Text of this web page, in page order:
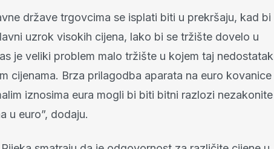
države trgovcima se isplati biti u prekršaju, kad bi
uzrok visokih cijena, lako bi se tržište dovelo u
je veliki problem malo tržište u kojem taj nedostatak
cijenama. Brza prilagodba aparata na euro kovanice
iznosima eura mogli bi biti bitni razlozi nezakonite
u euro”, dodaju.